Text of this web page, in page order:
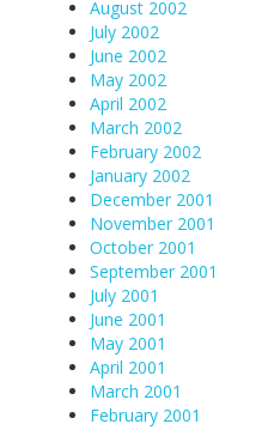
August 2002
July 2002
June 2002
May 2002
April 2002
March 2002
February 2002
January 2002
December 2001
November 2001
October 2001
September 2001
July 2001
June 2001
May 2001
April 2001
March 2001
February 2001